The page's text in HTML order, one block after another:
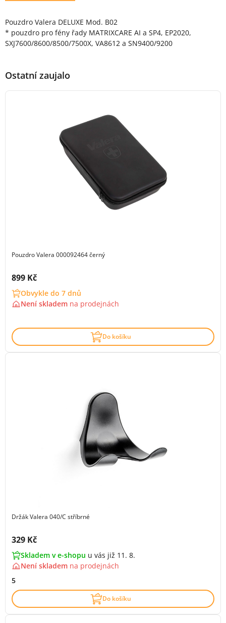
Pouzdro Valera DELUXE Mod. B02
* pouzdro pro fény řady MATRIXCARE AI a SP4, EP2020,
SXJ7600/8600/8500/7500X, VA8612 a SN9400/9200
Ostatní zaujalo
Pouzdro Valera 000092464 černý
Cena s DPH:
899 Kč
Obvykle do 7 dnů
Není skladem na prodejnách
Do košíku
Držák Valera 040/C stříbrné
Cena s DPH:
329 Kč
Skladem v e-shopu u vás již 11. 8.
Není skladem na prodejnách
5
Do košíku